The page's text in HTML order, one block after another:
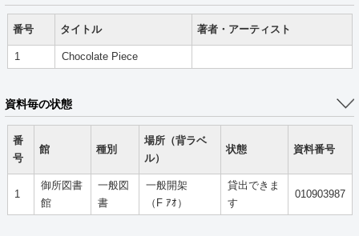
番号 タイトル 著者・アーティスト
1 Chocolate Piece
資料毎の状態
番
号
館 種別
場所（背ラベ
ル）
状態 資料番号
1
御所図書
館
一般図
書
一般開架
（F ｱｵ）
貸出できま
す
010903987